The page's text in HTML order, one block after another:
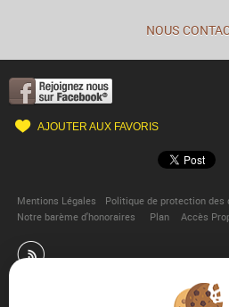
NOUS
AJOUTER AUX FAVORIS
Mentions Légales Politique de protection des
Notre barème d'honoraires
Plan Accès